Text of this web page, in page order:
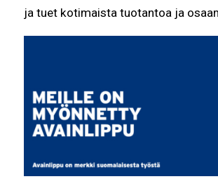
ja tuet kotimaista tuotantoa ja